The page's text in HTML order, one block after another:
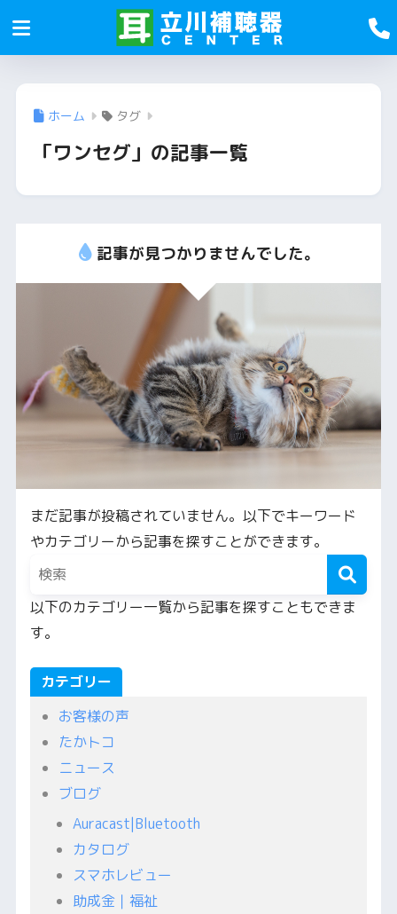
ホーム タグ
「ワンセグ」の記事一覧
記事が見つかりませんでした。
まだ記事が投稿されていません。以下でキーワード
やカテゴリーから記事を探すことができます。
以下のカテゴリー一覧から記事を探すこともできま
す。
カテゴリー
お客様の声
たかトコ
ニュース
ブログ
Auracast|Bluetooth
カタログ
スマホレビュー
助成金｜福祉